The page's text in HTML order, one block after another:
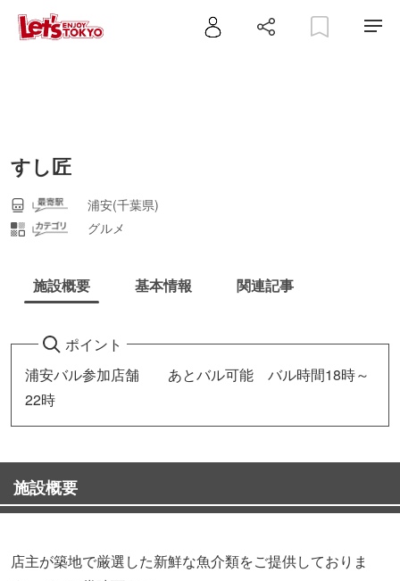
すし匠
浦安(千葉県)
グルメ
施設概要 基本情報 関連記事
ポイント
浦安バル参加店舗 あとバル可能 バル時間18時～
22時
施設概要
店主が築地で厳選した新鮮な魚介類をご提供しておりま